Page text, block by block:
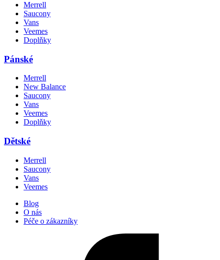
Merrell
Saucony
Vans
Veemes
Doplňky
Pánské
Merrell
New Balance
Saucony
Vans
Veemes
Doplňky
Dětské
Merrell
Saucony
Vans
Veemes
Blog
O nás
Péče o zákazníky